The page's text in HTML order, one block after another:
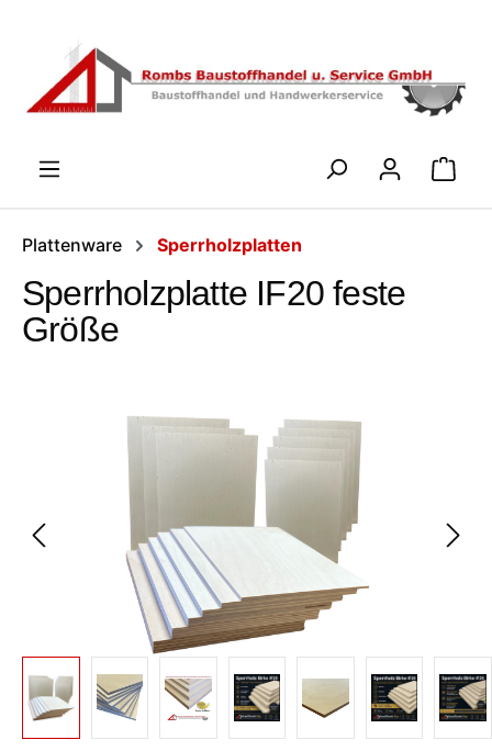
Plattenware Sperrholzplatten
Sperrholzplatte IF20 feste
Größe